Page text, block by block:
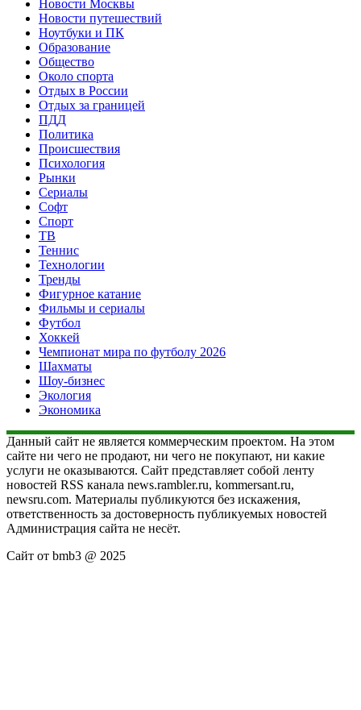
Новости Москвы
Новости путешествий
Ноутбуки и ПК
Образование
Общество
Около спорта
Отдых в России
Отдых за границей
ПДД
Политика
Происшествия
Психология
Рынки
Сериалы
Софт
Спорт
ТВ
Теннис
Технологии
Тренды
Фигурное катание
Фильмы и сериалы
Футбол
Хоккей
Чемпионат мира по футболу 2026
Шахматы
Шоу-бизнес
Экология
Экономика
Данный сайт не является коммерческим проектом. На этом
сайте ни чего не продают, ни чего не покупают, ни какие
услуги не оказываются. Сайт представляет собой ленту
новостей RSS канала news.rambler.ru, kommersant.ru,
newsru.com. Материалы публикуются без искажения,
ответственность за достоверность публикуемых новостей
Администрация сайта не несёт.
Сайт от bmb3 @ 2025